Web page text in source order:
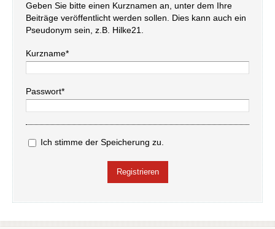
Geben Sie bitte einen Kurznamen an, unter dem Ihre
Beiträge veröffentlicht werden sollen. Dies kann auch ein
Pseudonym sein, z.B. Hilke21.
Kurzname*
Passwort*
Ich stimme der Speicherung zu.